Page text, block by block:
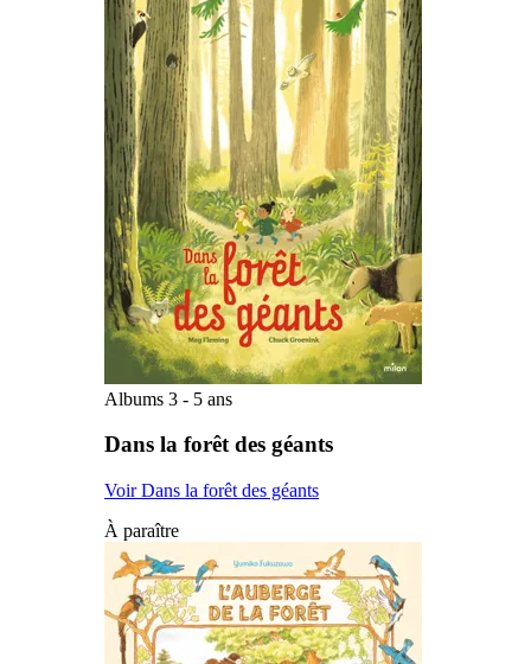
Albums 3 - 5 ans
Dans la forêt des géants
Voir Dans la forêt des géants
À paraître